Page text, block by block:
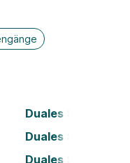
Duales Studium
Duales Studium
Duales Studium